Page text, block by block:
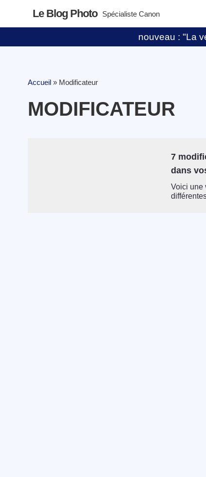
Le Blog Photo Spécialiste Canon
nouveau : "La
Accueil » Modificateur
MODIFICATEUR
7
dans
Voici une